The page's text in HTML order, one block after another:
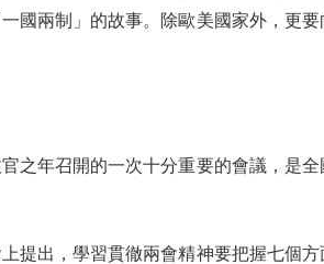
國兩制」的故事。除歐美國家外，更
年召開的一次十分重要的會議，是全
出，學習貫徹兩會精神要把握七個方